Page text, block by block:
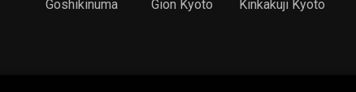
Goshikinuma Gion Kyoto Kinkakuji Kyoto